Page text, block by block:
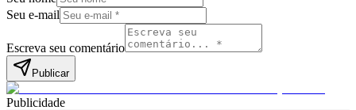
Seu e-mail
Escreva seu comentário
Publicar
Publicidade